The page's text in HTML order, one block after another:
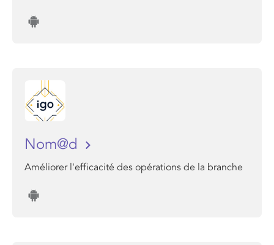
Nom@d
Améliorer l'efficacité des opérations de la branche